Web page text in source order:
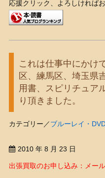
応援クリック、よろしければ
これは仕事中にか
区、練馬区、埼玉県
用書、スピリチュア
り頂きました。
カテゴリー／ブルーレイ・
2010 年 8 月 23 日
出張買取のお申し込み：メー